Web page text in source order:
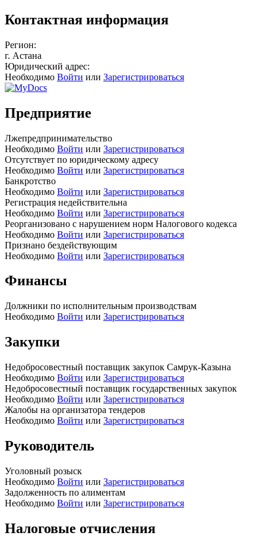
Контактная информация
Регион:
г. Астана
Юридический адрес:
Необходимо Войти или Зарегистрироваться
Предприятие
Лжепредпринимательство
Необходимо Войти или Зарегистрироваться
Отсутствует по юридическому адресу
Необходимо Войти или Зарегистрироваться
Банкротство
Необходимо Войти или Зарегистрироваться
Регистрация недействительна
Необходимо Войти или Зарегистрироваться
Реорганизовано с нарушением норм Налогового кодекса
Необходимо Войти или Зарегистрироваться
Признано бездействующим
Необходимо Войти или Зарегистрироваться
Финансы
Должники по исполнительным производствам
Необходимо Войти или Зарегистрироваться
Закупки
Недобросовестный поставщик закупок Самрук-Казына
Необходимо Войти или Зарегистрироваться
Недобросовестный поставщик государственных закупок
Необходимо Войти или Зарегистрироваться
Жалобы на организатора тендеров
Необходимо Войти или Зарегистрироваться
Руководитель
Уголовный розыск
Необходимо Войти или Зарегистрироваться
Задолженность по алиментам
Необходимо Войти или Зарегистрироваться
Налоговые отчисления